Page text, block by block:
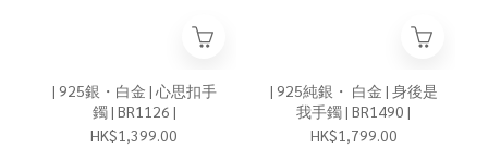
| 925銀・白金 | 心思扣手
鐲 | BR1126 |
HK$1,399.00
| 925純銀・ 白金 | 身後是
我手鐲 | BR1490 |
HK$1,799.00